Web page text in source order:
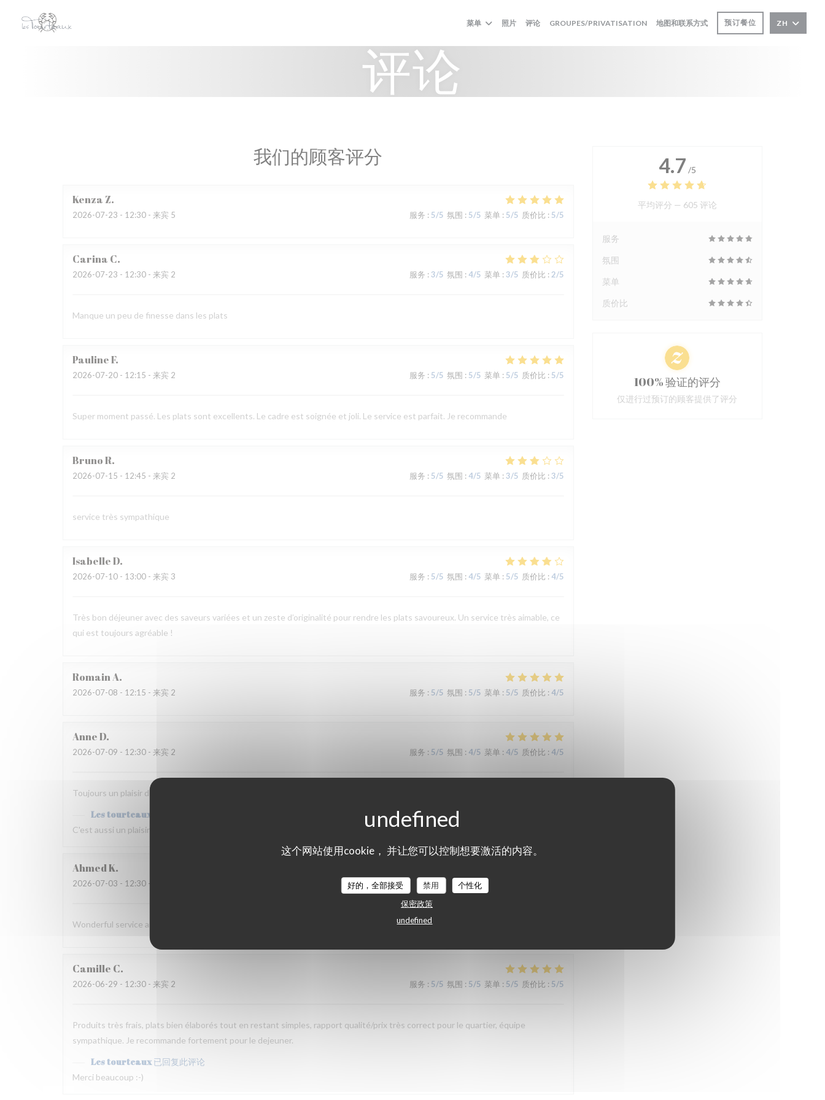
这个网站使用cookie， 并让您可以控制想要激活的内容。
好的，全部接受 禁用
个性化
保密政策
undefined
菜单 照片 评论 GROUPES/PRIVATISATION((在新窗口中打开))
地图和联系方式 预订餐位 ZH
评论
我们的顾客评分
Kenza Z
2026-07-23 - 12:30 - 来宾 5 服务 : 5/5 氛围 : 5/5 菜单: 5/5 质价比 : 5/5
Carina C
2026-07-23 - 12:30 - 来宾 2 服务 : 3/5 氛围 : 4/5 菜单: 3/5 质价比 : 2/5
Manque un peu de finesse dans les plats
PaulineF
2026-07-20 - 12:15 - 来宾 2 服务 : 5/5 氛围 : 5/5 菜单: 5/5 质价比 : 5/5
Super moment passé. Les plats sont excellents. Le cadre est soignée et joli. Le service est parfait. Je recommande
BrunoR
2026-07-15 - 12:45 - 来宾 2 服务 : 5/5 氛围 : 4/5 菜单: 3/5 质价比 : 3/5
service très sympathique
IsabelleD
2026-07-10 - 13:00 - 来宾 3 服务 : 5/5 氛围 : 4/5 菜单: 5/5 质价比 : 4/5
Très bon déjeuner avec des saveurs variées et un zeste d’originalité pour rendre les plats savoureux. Un service très aimable, ce
qui est toujours agréable !
RomainA
2026-07-08 - 12:15 - 来宾 2 服务 : 5/5 氛围 : 5/5 菜单: 5/5 质价比 : 4/5
AnneD
2026-07-09 - 12:30 - 来宾 2 服务 : 5/5 氛围 : 4/5 菜单: 4/5 质价比 : 4/5
Toujours un plaisir de s'arrêter aux Tourteaux ;)
Les tourteaux
C'est aussi un plaisir pour nous de vous revoir!!
AhmedK
2026-07-03 - 12:30 - 来宾 2 服务: 5/5 氛围:5/5
Wonderful service and delicious seafood
Camille C
2026-06-29 - 12:30 - 来宾 2 服务 : 5/5 氛围 : 5/5 菜单 : 5/5 质价比 : 5/5
Produits très frais, plats bien élaborés tout en restant simples, rapport qualité/prix très correct pour le quartier, équipe
sympathique. Je recommande fortement pour le dejeuner.
Les tourteaux 已回复此评论
Merci beaucoup :-)
4.7 /5
平均评分 — 605 评论
服务
氛围
菜单
质价比
100% 验证的评分
仅进行过预订的顾客提供了评分